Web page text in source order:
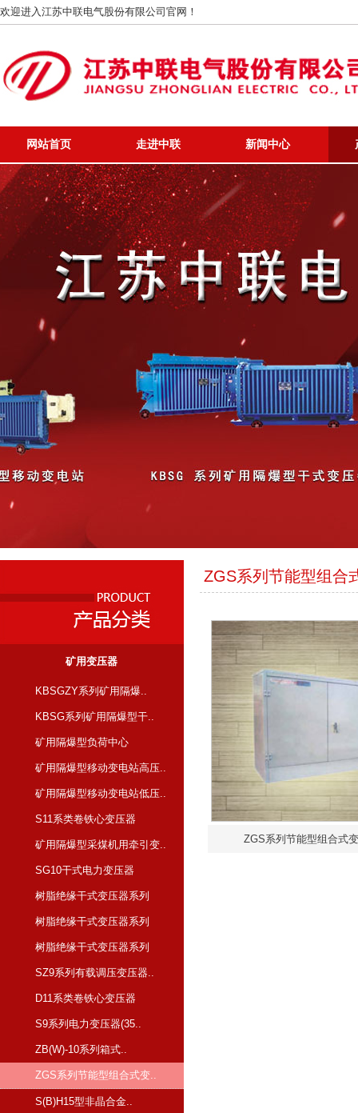
欢迎进入江苏中联电气股份有限公司官网！
网站首页 走进中联 新闻中心
矿用变压器
KBSGZY系列矿用隔爆..
KBSG系列矿用隔爆型干..
矿用隔爆型负荷中心
矿用隔爆型移动变电站高压..
矿用隔爆型移动变电站低压..
S11系类卷铁心变压器
矿用隔爆型采煤机用牵引变..
SG10干式电力变压器
树脂绝缘干式变压器系列
树脂绝缘干式变压器系列
树脂绝缘干式变压器系列
SZ9系列有载调压变压器..
D11系类卷铁心变压器
S9系列电力变压器(35..
ZB(W)-10系列箱式..
ZGS系列节能型组合式变..
S(B)H15型非晶合金..
ZGS系列节能型组合
ZGS系列节能型组合式